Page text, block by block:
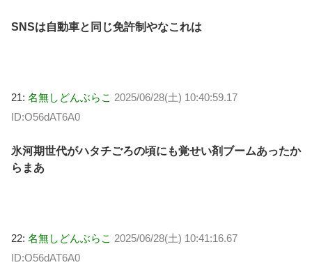
SNSは自動車と同じ免許制やなこれは
21: 名無しどんぶらこ 2025/06/28(土) 10:40:59.17
ID:O56dAT6A0
氷河期世代がハタチごろの頃にも覚せい剤ブームあったか
らまあ
22: 名無しどんぶらこ 2025/06/28(土) 10:41:16.67
ID:O56dAT6A0